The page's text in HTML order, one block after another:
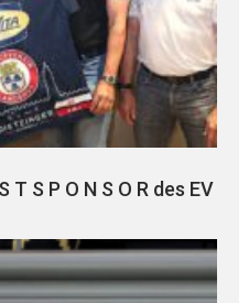
T S P O N S O R des EV